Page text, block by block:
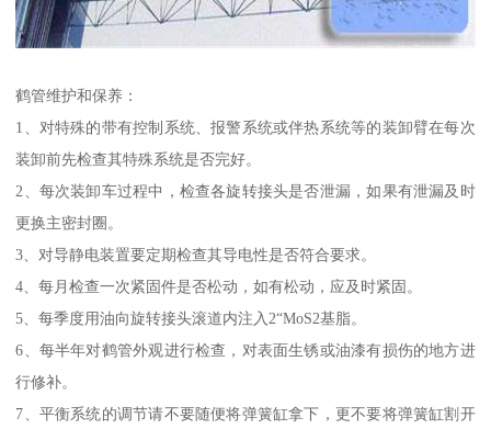
鹤管维护和保养：
1、对特殊的带有控制系统、报警系统或伴热系统等的装卸臂在每次
装卸前先检查其特殊系统是否完好。
2、每次装卸车过程中，检查各旋转接头是否泄漏，如果有泄漏及时
更换主密封圈。
3、对导静电装置要定期检查其导电性是否符合要求。
4、每月检查一次紧固件是否松动，如有松动，应及时紧固。
5、每季度用油向旋转接头滚道内注入2“MoS2基脂。
6、每半年对鹤管外观进行检查，对表面生锈或油漆有损伤的地方进
行修补。
7、平衡系统的调节请不要随便将弹簧缸拿下，更不要将弹簧缸割开